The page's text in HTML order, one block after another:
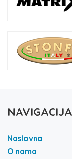
NAVIGACIJA
Naslovna
O nama